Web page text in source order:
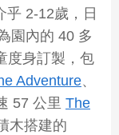
乎 2-12歲，日
園內的 40 多
度身訂製，包
Adventure、
57 公里 The
木搭建的